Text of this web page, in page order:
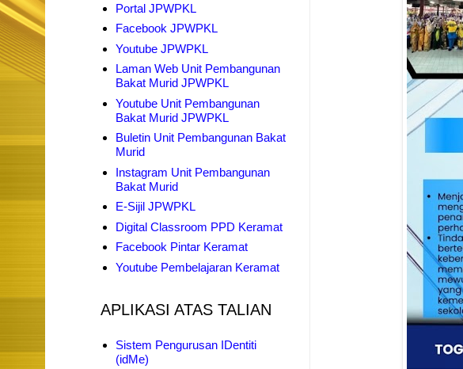
Portal JPWPKL
Facebook JPWPKL
Youtube JPWPKL
Laman Web Unit Pembangunan
Bakat Murid JPWPKL
Youtube Unit Pembangunan
Bakat Murid JPWPKL
Buletin Unit Pembangunan Bakat
Murid
Instagram Unit Pembangunan
Bakat Murid
E-Sijil JPWPKL
Digital Classroom PPD Keramat
Facebook Pintar Keramat
Youtube Pembelajaran Keramat
APLIKASI ATAS TALIAN
Sistem Pengurusan IDentiti
(idMe)